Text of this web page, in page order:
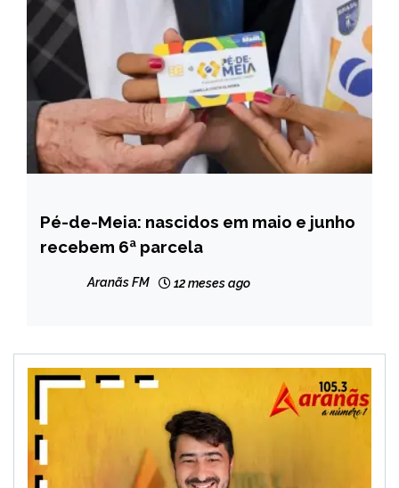
BRASIL
NOTÍCIAS
Pé-de-Meia: nascidos em maio e junho
recebem 6ª parcela
Aranãs FM 12 meses ago